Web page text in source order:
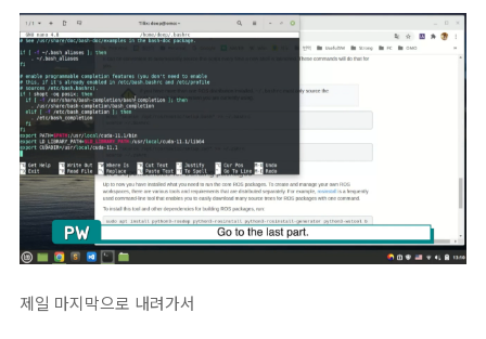
제일 마지막으로 내려가서